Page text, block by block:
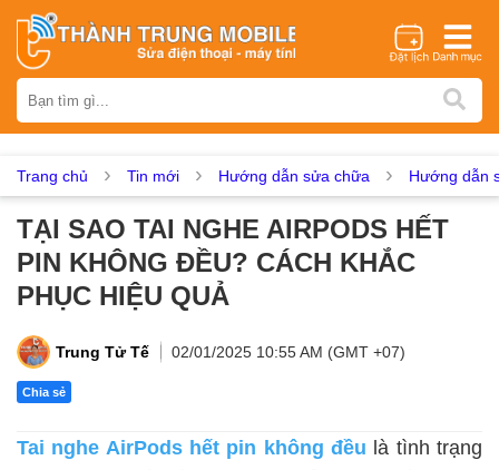
iPhone Samsung Oppo Xiaomi Realme Vivo
Nokia
Asus Sony Vertu LG Tecno
Dịch vụ sửa chữa
Thay màn hình
Thay loa
Thay mic Thay rung Thay main Unlock - Mở Khoá
Trang chủ Tin mới Hướng dẫn sửa chữa Hướng dẫn
TẠI SAO TAI NGHE AIRPODS HẾT
PIN KHÔNG ĐỀU? CÁCH KHẮC
PHỤC HIỆU QUẢ
Trung Tử Tế 02/01/2025 10:55 AM (GMT +07)
Chia sẻ
Tai nghe AirPods hết pin không đều là tình trạng